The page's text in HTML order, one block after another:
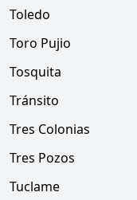
Toledo
Toro Pujio
Tosquita
Tránsito
Tres Colonias
Tres Pozos
Tuclame